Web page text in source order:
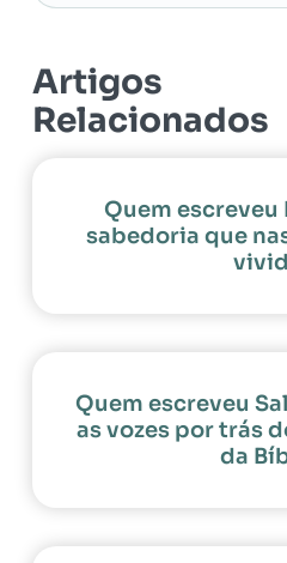
Artigos
Relacionados
Quem escreveu
sabedoria que
Quem escreveu
as vozes por trás
da